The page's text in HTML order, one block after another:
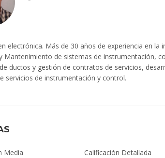
electrónica. Más de 30 años de experiencia en
Mantenimiento de sistemas de instrumentación,
ductos y gestión de contratos de servicios,
servicios de instrumentación y control.
Media Calificación Detallada